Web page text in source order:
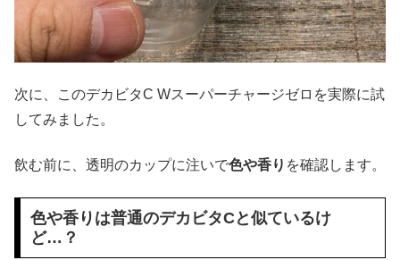
次に、このデカビタC Wスーパーチャージゼロを実際に試
してみました。
飲む前に、透明のカップに注いで色や香り を確認します。
色や香りは普通のデカビタCと似ているけ
ど…？